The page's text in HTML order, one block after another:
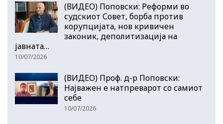
(ВИДЕО) Поповски: Реформи во
судскиот Совет, борба против
корупцијата, нов кривичен
законик, деполитизација на
јавната…
10/07/2026
(ВИДЕО) Проф. д-р Поповски:
Најважен е натпреварот со самиот
себе
10/07/2026